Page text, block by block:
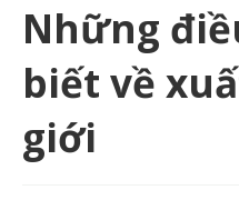
Những
biết về
giới